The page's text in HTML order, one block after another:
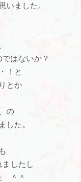
ました。
はないか？
！と
とか
の
した。
したし
＾＾